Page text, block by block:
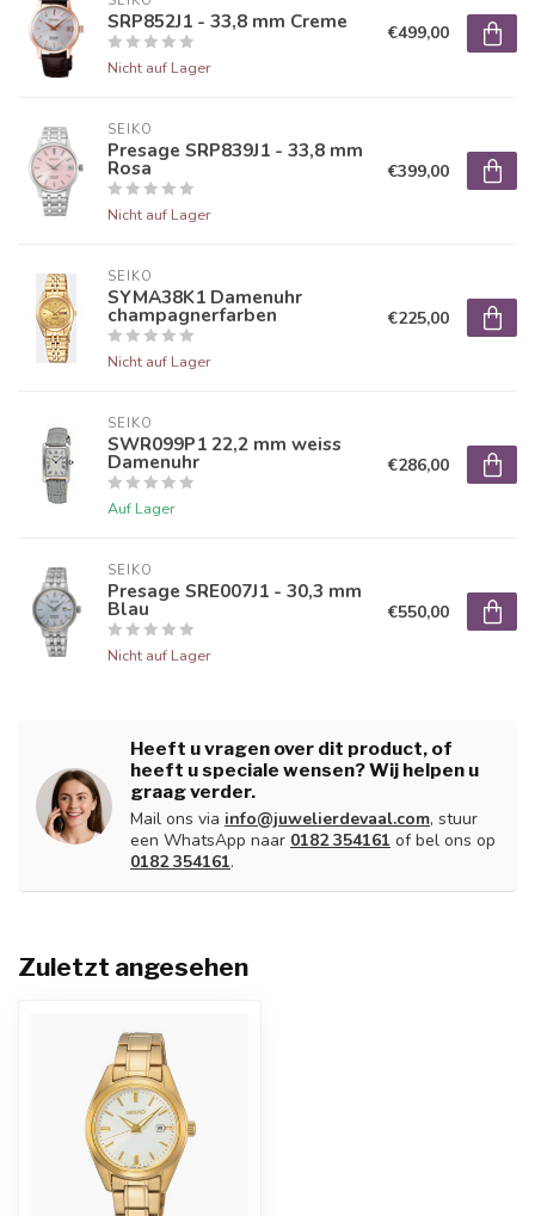
SRP852J1 - 33,8 mm Creme
Nicht auf Lager
€499,00
SEIKO
Presage SRP839J1 - 33,8 mm
Rosa
Nicht auf Lager
€399,00
SEIKO
SYMA38K1 Damenuhr
champagnerfarben
Nicht auf Lager
€225,00
SEIKO
SWR099P1 22,2 mm weiss
Damenuhr
Auf Lager
€286,00
SEIKO
Presage SRE007J1 - 30,3 mm
Blau
Nicht auf Lager
€550,00
Heeft u vragen over dit product, of
heeft u speciale wensen? Wij helpen u
graag verder.
Mail ons via info@juwelierdevaal.com, stuur
een WhatsApp naar 0182 354161 of bel ons op
0182 354161.
Zuletzt angesehen